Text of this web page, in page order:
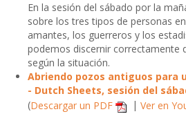
En la sesión del sábado por la
sobre los tres tipos de personas
amantes, los guerreros y los
podemos discernir correctamente
según la situación.
Abriendo pozos antiguos para
- Dutch Sheets, sesión del
(Descargar un PDF | Ver en